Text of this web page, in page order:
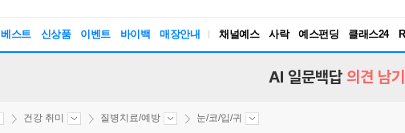
베스트 신상품 이벤트 바이백 매장안내 채널예스 사락 예스펀딩 클래스24
AI 일문백답 의견 남
건강 취미 질병치료/예방 눈/코/입/귀